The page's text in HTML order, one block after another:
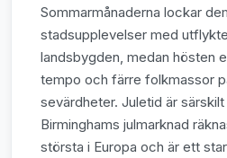
Sommarmånaderna lockar
stadsupplevelser med
landsbygden, medan hösten
tempo och färre folkmassor
sevärdheter. Juletid är
Birminghams julmarknad
största i Europa och är ett